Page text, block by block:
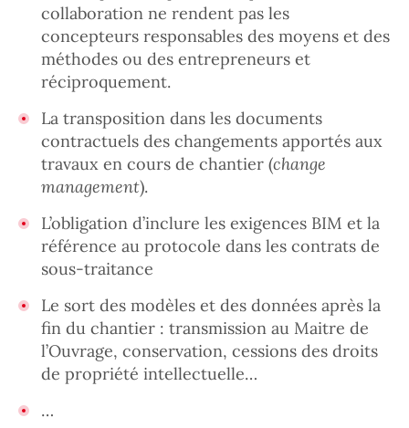
collaboration ne rendent pas les
concepteurs responsables des moyens et des
méthodes ou des entrepreneurs et
réciproquement.
La transposition dans les documents
contractuels des changements apportés aux
travaux en cours de chantier (change
management).
L’obligation d’inclure les exigences BIM et la
référence au protocole dans les contrats de
sous-traitance
Le sort des modèles et des données après la
fin du chantier : transmission au Maitre de
l’Ouvrage, conservation, cessions des droits
de propriété intellectuelle…
…